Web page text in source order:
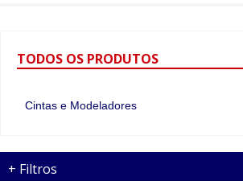
TODOS OS PRODUTOS
Cintas e Modeladores
+ Filtros